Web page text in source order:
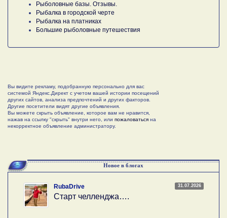
Рыболовные базы. Отзывы.
Рыбалка в городской черте
Рыбалка на платниках
Большие рыболовные путешествия
Вы видите рекламу, подобранную персонально для вас
системой Яндекс.Директ с учетом вашей истории посещений
других сайтов, анализа предпочтений и других факторов.
Другие посетители видят другие объявления.
Вы можете скрыть объявление, которое вам не нравится,
нажав на ссылку "скрыть" внутри него, или пожаловаться на
некорректное объявление администратору.
Новое в блогах
31.07.2026
RubaDrive
Старт челленджа….